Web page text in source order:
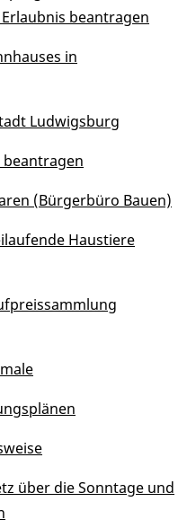
beantragen
in
Ludwigsburg
(Bürgerbüro Bauen)
Haustiere
über die Sonntage und